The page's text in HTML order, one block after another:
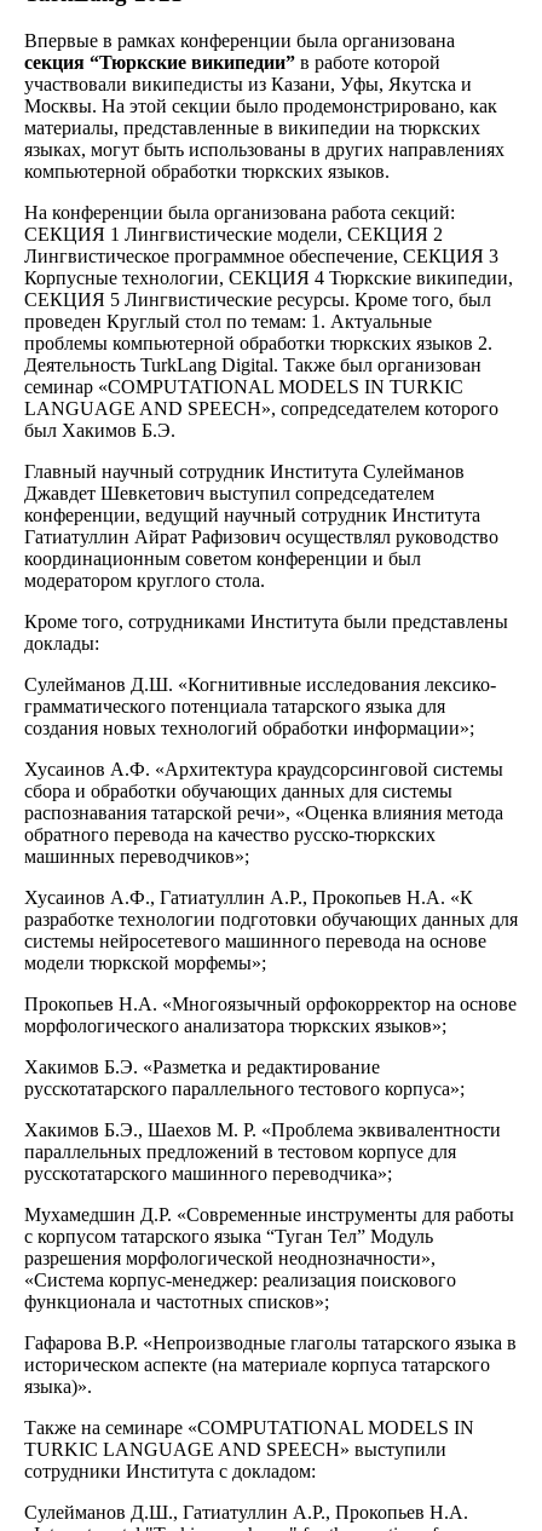
Впервые в рамках конференции была организована
секция “Тюркские википедии” в работе которой
участвовали википедисты из Казани, Уфы, Якутска и
Москвы. На этой секции было продемонстрировано, как
материалы, представленные в википедии на тюркских
языках, могут быть использованы в других направлениях
компьютерной обработки тюркских языков.
На конференции была организована работа секций:
СЕКЦИЯ 1 Лингвистические модели, СЕКЦИЯ 2
Лингвистическое программное обеспечение, СЕКЦИЯ 3
Корпусные технологии, СЕКЦИЯ 4 Тюркские википедии,
СЕКЦИЯ 5 Лингвистические ресурсы. Кроме того, был
проведен Круглый стол по темам: 1. Актуальные
проблемы компьютерной обработки тюркских языков 2.
Деятельность TurkLang Digital. Также был организован
семинар «COMPUTATIONAL MODELS IN TURKIC
LANGUAGE AND SPEECH», сопредседателем которого
был Хакимов Б.Э.
Главный научный сотрудник Института Сулейманов
Джавдет Шевкетович выступил сопредседателем
конференции, ведущий научный сотрудник Института
Гатиатуллин Айрат Рафизович осуществлял руководство
координационным советом конференции и был
модератором круглого стола.
Кроме того, сотрудниками Института были представлены
доклады:
Сулейманов Д.Ш. «Когнитивные исследования лексико-
грамматического потенциала татарского языка для
создания новых технологий обработки информации»;
Хусаинов А.Ф. «Архитектура краудсорсинговой системы
сбора и обработки обучающих данных для системы
распознавания татарской речи», «Оценка влияния метода
обратного перевода на качество русско-тюркских
машинных переводчиков»;
Хусаинов А.Ф., Гатиатуллин А.Р., Прокопьев Н.А. «К
разработке технологии подготовки обучающих данных для
системы нейросетевого машинного перевода на основе
модели тюркской морфемы»;
Прокопьев Н.А. «Многоязычный орфокорректор на основе
морфологического анализатора тюркских языков»;
Хакимов Б.Э. «Разметка и редактирование
русскотатарского параллельного тестового корпуса»;
Хакимов Б.Э., Шаехов М. Р. «Проблема эквивалентности
параллельных предложений в тестовом корпусе для
русскотатарского машинного переводчика»;
Мухамедшин Д.Р. «Современные инструменты для работы
с корпусом татарского языка “Туган Тел” Модуль
разрешения морфологической неоднозначности»,
«Система корпус-менеджер: реализация поискового
функционала и частотных списков»;
Гафарова В.Р. «Непроизводные глаголы татарского языка в
историческом аспекте (на материале корпуса татарского
языка)».
Также на семинаре «COMPUTATIONAL MODELS IN
TURKIC LANGUAGE AND SPEECH» выступили
сотрудники Института с докладом:
Сулейманов Д.Ш., Гатиатуллин А.Р., Прокопьев Н.А.